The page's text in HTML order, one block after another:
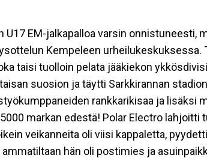
EM-jalkapalloa varsin onnistuneesti,
Kempeleen
taisi tuolloin pelata jääkiekon
suosion ja täytti Sarkkirannan
rankkarikisaa ja
markan edestä! Polar Electro
veikanneita oli viisi kappaletta,
hän oli postimies ja